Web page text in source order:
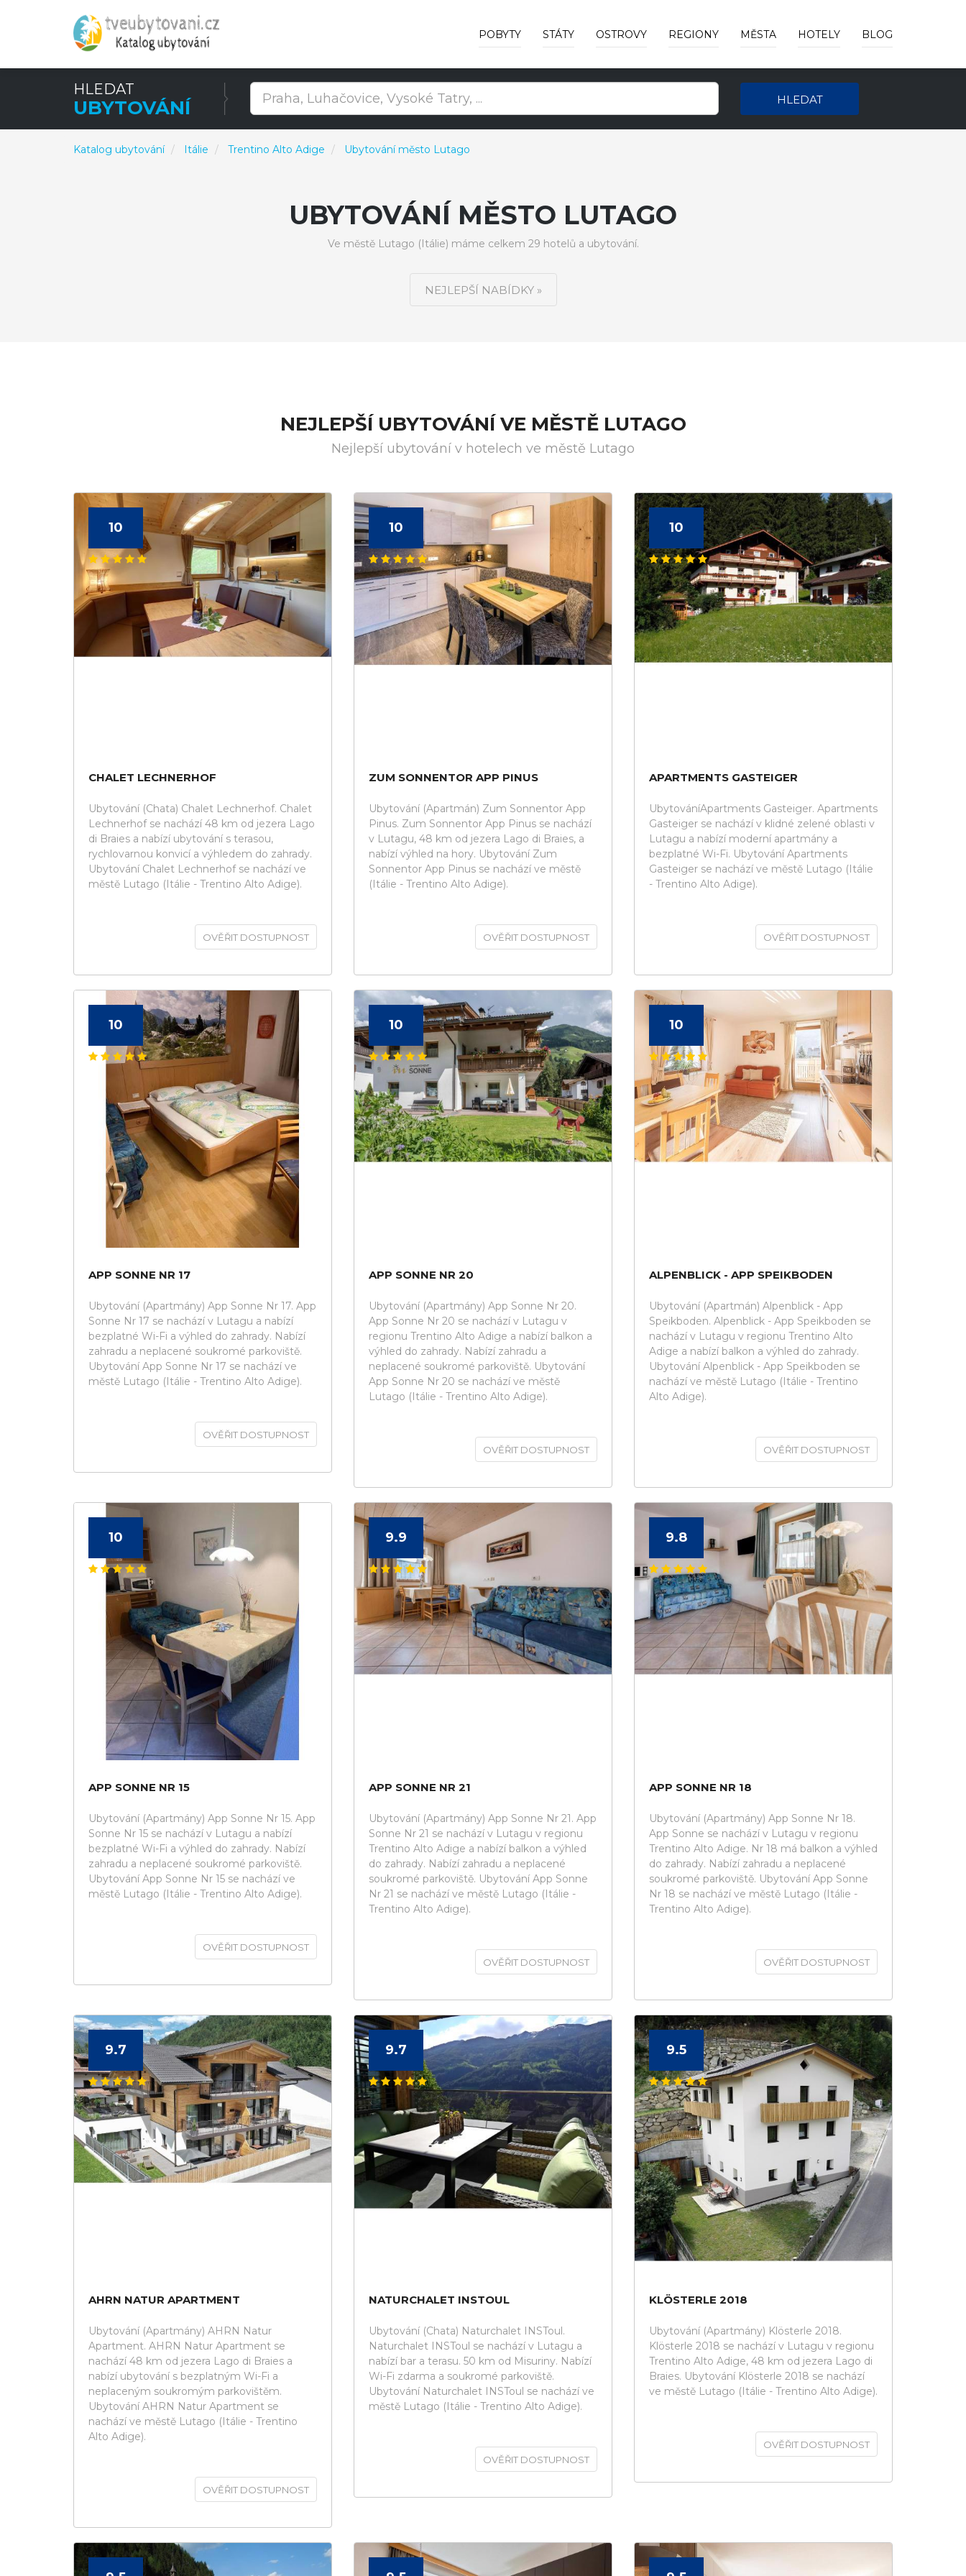
POBYTY STÁTY OSTROVY REGIONY MĚSTA HOTELY BLOG
HLEDAT
UBYTOVÁNÍ HLEDAT
Katalog ubytování Itálie Trentino Alto Adige Ubytování město Lutago
UBYTOVÁNÍ MĚSTO LUTAGO
Ve městě Lutago (Itálie) máme celkem 29 hotelů a ubytování.
NEJLEPŠÍ NABÍDKY »
NEJLEPŠÍ UBYTOVÁNÍ VE MĚSTĚ LUTAGO
Nejlepší ubytování v hotelech ve městě Lutago
10
CHALET LECHNERHOF
Ubytování (Chata) Chalet Lechnerhof. Chalet
Lechnerhof se nachází 48 km od jezera Lago
di Braies a nabízí ubytování s terasou,
rychlovarnou konvicí a výhledem do zahrady.
Ubytování Chalet Lechnerhof se nachází ve
městě Lutago (Itálie - Trentino Alto Adige).
OVĚŘIT DOSTUPNOST
10
ZUM SONNENTOR APP PINUS
Ubytování (Apartmán) Zum Sonnentor App
Pinus. Zum Sonnentor App Pinus se nachází
v Lutagu, 48 km od jezera Lago di Braies, a
nabízí výhled na hory. Ubytování Zum
Sonnentor App Pinus se nachází ve městě
(Itálie - Trentino Alto Adige).
OVĚŘIT DOSTUPNOST
10
APARTMENTS GASTEIGER
UbytováníApartments Gasteiger. Apartments
Gasteiger se nachází v klidné zelené oblasti v
Lutagu a nabízí moderní apartmány a
bezplatné Wi-Fi. Ubytování Apartments
Gasteiger se nachází ve městě Lutago (Itálie
- Trentino Alto Adige).
OVĚŘIT DOSTUPNOST
10
APP SONNE NR 17
Ubytování (Apartmány) App Sonne Nr 17. App
Sonne Nr 17 se nachází v Lutagu a nabízí
bezplatné Wi-Fi a výhled do zahrady. Nabízí
zahradu a neplacené soukromé parkoviště.
Ubytování App Sonne Nr 17 se nachází ve
městě Lutago (Itálie - Trentino Alto Adige).
OVĚŘIT DOSTUPNOST
10
APP SONNE NR 20
Ubytování (Apartmány) App Sonne Nr 20.
App Sonne Nr 20 se nachází v Lutagu v
regionu Trentino Alto Adige a nabízí balkon a
výhled do zahrady. Nabízí zahradu a
neplacené soukromé parkoviště. Ubytování
App Sonne Nr 20 se nachází ve městě
Lutago (Itálie - Trentino Alto Adige).
OVĚŘIT DOSTUPNOST
10
ALPENBLICK - APP SPEIKBODEN
Ubytování (Apartmán) Alpenblick - App
Speikboden. Alpenblick - App Speikboden se
nachází v Lutagu v regionu Trentino Alto
Adige a nabízí balkon a výhled do zahrady.
Ubytování Alpenblick - App Speikboden se
nachází ve městě Lutago (Itálie - Trentino
Alto Adige).
OVĚŘIT DOSTUPNOST
10
APP SONNE NR 15
Ubytování (Apartmány) App Sonne Nr 15. App
Sonne Nr 15 se nachází v Lutagu a nabízí
bezplatné Wi-Fi a výhled do zahrady. Nabízí
zahradu a neplacené soukromé parkoviště.
Ubytování App Sonne Nr 15 se nachází ve
městě Lutago (Itálie - Trentino Alto Adige).
OVĚŘIT DOSTUPNOST
9.9
APP SONNE NR 21
Ubytování (Apartmány) App Sonne Nr 21. App
Sonne Nr 21 se nachází v Lutagu v regionu
Trentino Alto Adige a nabízí balkon a výhled
do zahrady. Nabízí zahradu a neplacené
soukromé parkoviště. Ubytování App Sonne
Nr 21 se nachází ve městě Lutago (Itálie -
Trentino Alto Adige).
OVĚŘIT DOSTUPNOST
9.8
APP SONNE NR 18
Ubytování (Apartmány) App Sonne Nr 18.
App Sonne se nachází v Lutagu v regionu
Trentino Alto Adige. Nr 18 má balkon a výhled
do zahrady. Nabízí zahradu a neplacené
soukromé parkoviště. Ubytování App Sonne
Nr 18 se nachází ve městě Lutago (Itálie -
Trentino Alto Adige).
OVĚŘIT DOSTUPNOST
9.7
AHRN NATUR APARTMENT
Ubytování (Apartmány) AHRN Natur
Apartment. AHRN Natur Apartment se
nachází 48 km od jezera Lago di Braies a
nabízí ubytování s bezplatným Wi-Fi a
neplaceným soukromým parkovištěm.
Ubytování AHRN Natur Apartment se
nachází ve městě Lutago (Itálie - Trentino
Alto Adige).
OVĚŘIT DOSTUPNOST
9.7
NATURCHALET INSTOUL
Ubytování (Chata) Naturchalet INSToul.
Naturchalet INSToul se nachází v Lutagu a
nabízí bar a terasu. 50 km od Misuriny. Nabízí
Wi-Fi zdarma a soukromé parkoviště.
Ubytování Naturchalet INSToul se nachází ve
městě Lutago (Itálie - Trentino Alto Adige).
OVĚŘIT DOSTUPNOST
9.5
KLÖSTERLE 2018
Ubytování (Apartmány) Klösterle 2018.
Klösterle 2018 se nachází v Lutagu v regionu
Trentino Alto Adige, 48 km od jezera Lago di
Braies. Ubytování Klösterle 2018 se nachází
ve městě Lutago (Itálie - Trentino Alto Adige).
OVĚŘIT DOSTUPNOST